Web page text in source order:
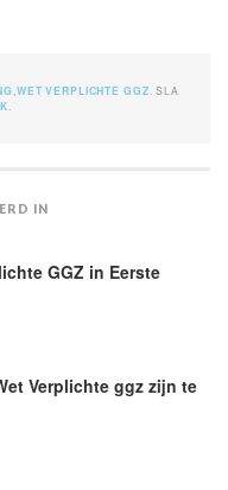
WET VERPLICHTE GGZ . SLA
IN
GGZ in Eerste
Verplichte ggz zijn te